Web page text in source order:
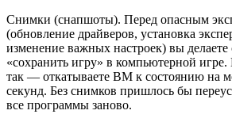
Снимки (снапшоты). Перед опасным
(обновление драйверов, установка
изменение важных настроек) вы
«сохранить игру» в компьютерной
так — откатываете ВМ к состоянию на
секунд. Без снимков пришлось бы
все программы заново.